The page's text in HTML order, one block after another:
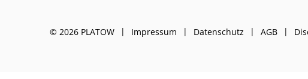
© 2026 PLATOW Impressum Datenschutz AGB